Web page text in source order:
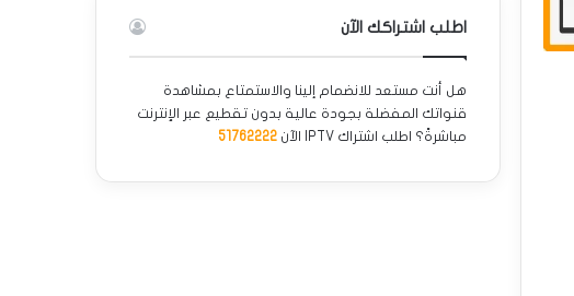
اطلب اشتراكك الآن
هل أنت مستعد للانضمام إلينا والاستمتاع بمشاهدة
قنواتك المفضلة بجودة عالية بدون تقطيع عبر الإنترنت
مباشرةً؟ اطلب اشتراك IPTV الآن
51762222